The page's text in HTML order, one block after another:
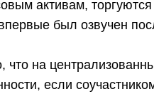
активам,
был озвучен
что на
если